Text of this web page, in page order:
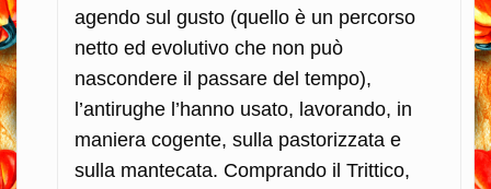
agendo sul gusto (quello è un percorso
netto ed evolutivo che non può
nascondere il passare del tempo),
l’antirughe l’hanno usato, lavorando, in
maniera cogente, sulla pastorizzata e
sulla mantecata. Comprando il Trittico,